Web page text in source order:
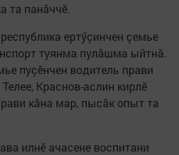
та панăччӗ.
ертӳçинчен çемье
туянма пулăшма ыйтнă.
пуçӗнчен водитель прави
Краснов-аслин кирлӗ
кăна мар, пысăк опыт та
илнӗ ачасене воспитани